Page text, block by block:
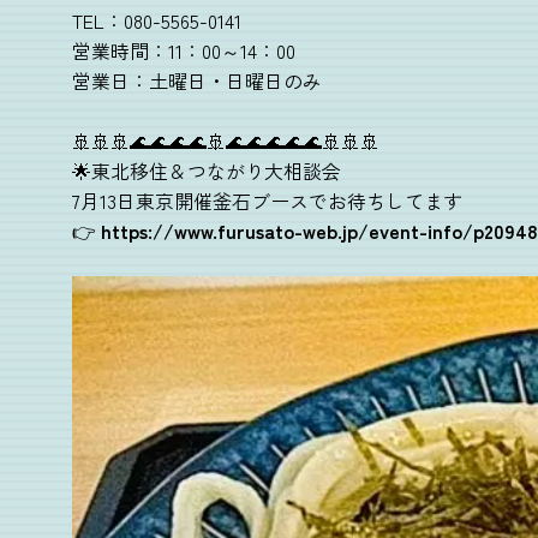
TEL：080-5565-0141
営業時間：11：00～14：00
営業日：土曜日・日曜日のみ
🚢🚢🚢🌊🌊🌊🌊🚢🌊🌊🌊🌊🌊🚢🚢🚢
🌟東北移住＆つながり大相談会
7月13日東京開催釜石ブースでお待ちしてます
👉 https://www.furusato-web.jp/event-info/